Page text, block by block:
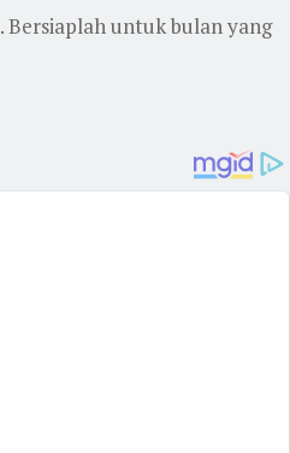
untuk bulan yang